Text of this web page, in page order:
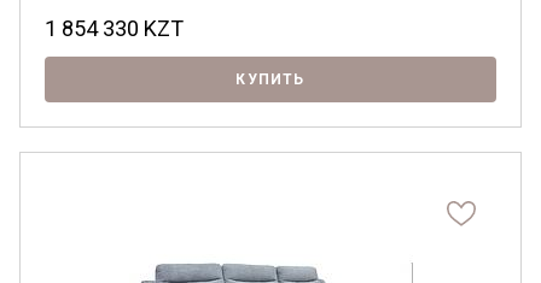
1 854 330 KZT
КУПИТЬ